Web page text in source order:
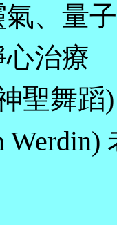
、量
治療
聖舞蹈)